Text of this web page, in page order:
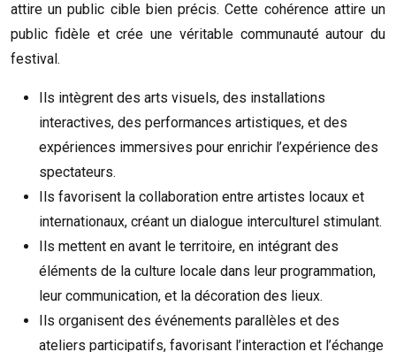
attire un public cible bien précis. Cette cohérence attire un
public fidèle et crée une véritable communauté autour du
festival.
Ils intègrent des arts visuels, des installations
interactives, des performances artistiques, et des
expériences immersives pour enrichir l’expérience des
spectateurs.
Ils favorisent la collaboration entre artistes locaux et
internationaux, créant un dialogue interculturel stimulant.
Ils mettent en avant le territoire, en intégrant des
éléments de la culture locale dans leur programmation,
leur communication, et la décoration des lieux.
Ils organisent des événements parallèles et des
ateliers participatifs, favorisant l’interaction et l’échange